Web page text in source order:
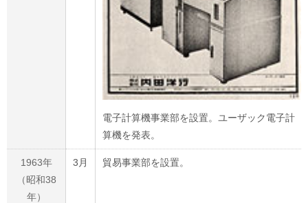
電子計算機事業部を設置。ユーザック電子計
算機を発表。
1963年
（昭和38
年）
3月 貿易事業部を設置。